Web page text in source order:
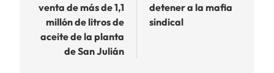
entradas
venta de más de 1,1
millón de litros de
aceite de la planta
de San Julián
detener a la mafia
sindical